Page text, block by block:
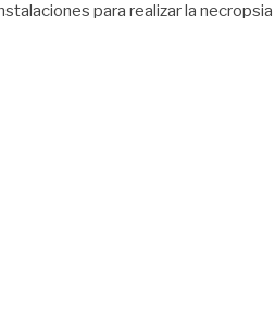
para realizar la